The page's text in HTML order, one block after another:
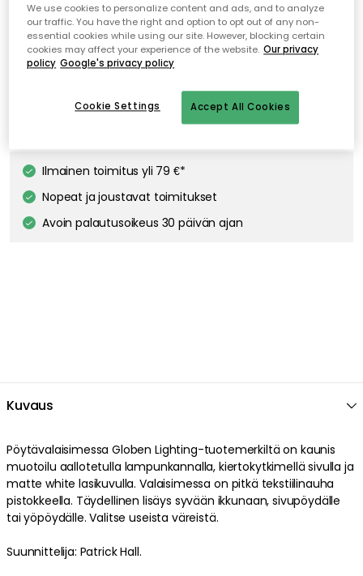
Edgeform Classic Valonlähde E14 3,3W 360lm 2700K Himmentävä, Valkoinen
12.00 €
Porcelain I E14 3W LED 2700K 180lm, Matta posliini
17.00 €
Ilmainen toimitus yli 79 €*
Nopeat ja joustavat toimitukset
Avoin palautusoikeus 30 päivän ajan
Kuvaus
Pöytävalaisimessa Globen Lighting-tuotemerkiltä on kaunis
muotoilu aallotetulla lampunkannalla, kiertokytkimellä sivulla ja
matte white lasikuvulla.Valaisimessa on pitkä tekstiilinauha
pistokkeella. Täydellinen lisäys syvään ikkunaan, sivupöydälle
tai yöpöydälle.Valitse useista väreistä.
Suunnittelija: Patrick Hall.
We use cookies to personalize content and ads, and to analyze
our traffic. You have the right and option to opt out of any non-
essential cookies while using our site. However, blocking certain
cookies may affect your experience of the website. Our privacy
policy Google's privacy policy
Accept All Cookies
Cookie Settings